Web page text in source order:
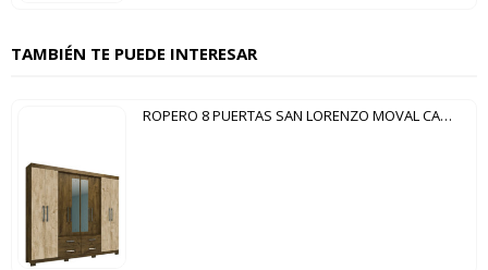
TAMBIÉN TE PUEDE INTERESAR
ROPERO 8 PUERTAS SAN LORENZO MOVAL CASTAÑO WOOD|AVELLANA WOOD